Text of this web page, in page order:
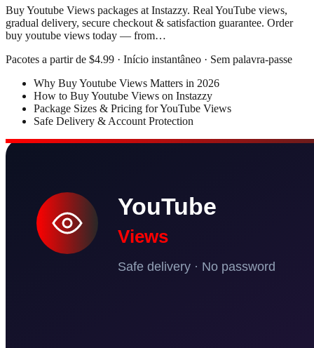
Buy Youtube Views packages at Instazzy. Real YouTube views,
gradual delivery, secure checkout & satisfaction guarantee. Order
buy youtube views today — from…
Pacotes a partir de $4.99 · Início instantâneo · Sem palavra-passe
Why Buy Youtube Views Matters in 2026
How to Buy Youtube Views on Instazzy
Package Sizes & Pricing for YouTube Views
Safe Delivery & Account Protection